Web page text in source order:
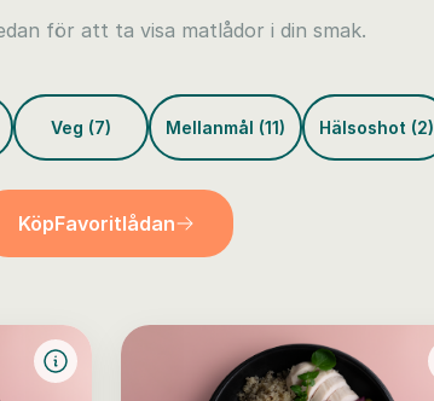
för att ta visa matlådor i din smak.
Veg (7) Mellanmål (11) Hälsoshot (2)
KöpFavoritlådan